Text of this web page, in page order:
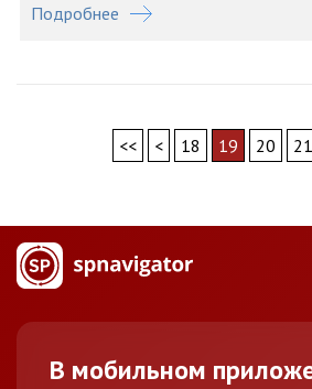
Подробнее
<< < 18 19 20 21
В мобильном